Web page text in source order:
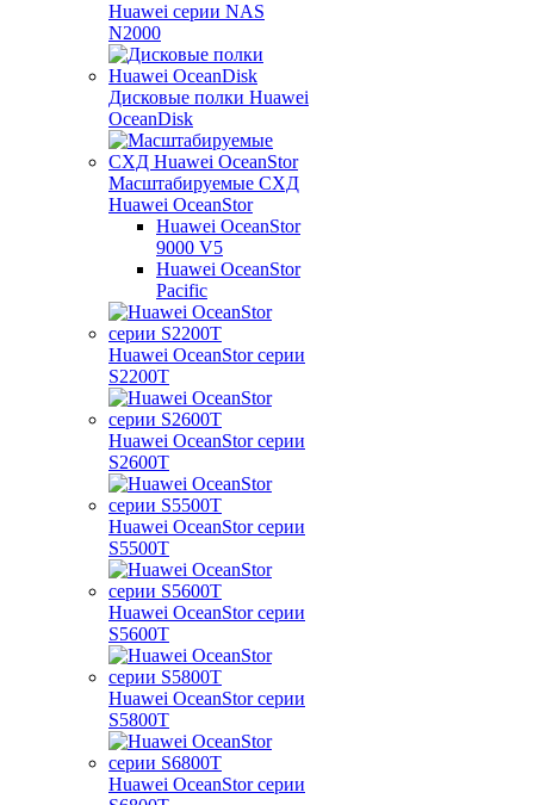
Huawei серии NAS
N2000
Дисковые полки Huawei
OceanDisk
Масштабируемые СХД
Huawei OceanStor
Huawei OceanStor
9000 V5
Huawei OceanStor
Pacific
Huawei OceanStor серии
S2200T
Huawei OceanStor серии
S2600T
Huawei OceanStor серии
S5500T
Huawei OceanStor серии
S5600T
Huawei OceanStor серии
S5800T
Huawei OceanStor серии